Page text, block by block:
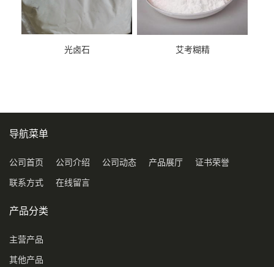
光卤石 艾考糊精
导航菜单
公司首页 公司介绍 公司动态 产品展厅 证书荣誉
联系方式 在线留言
产品分类
主营产品
其他产品